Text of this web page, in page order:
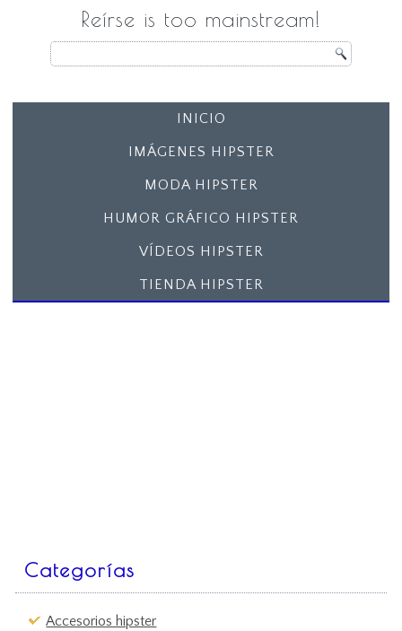
Reírse is too mainstream!
INICIO
IMÁGENES HIPSTER
MODA HIPSTER
HUMOR GRÁFICO HIPSTER
VÍDEOS HIPSTER
TIENDA HIPSTER
Categorías
Accesorios hipster